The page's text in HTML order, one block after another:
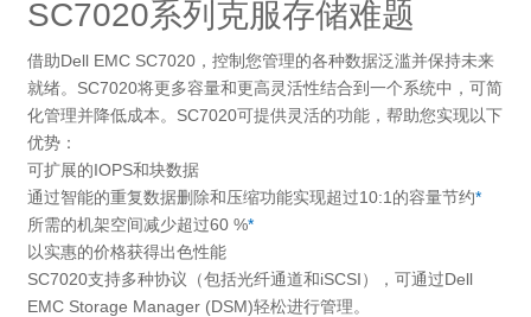
SC7020系列克服存储难题
借助Dell EMC SC7020，控制您管理的各种数据泛滥并保持未来
就绪。SC7020将更多容量和更高灵活性结合到一个系统中，可简
化管理并降低成本。SC7020可提供灵活的功能，帮助您实现以下
优势：
可扩展的IOPS和块数据
通过智能的重复数据删除和压缩功能实现超过10:1的容量节约*
所需的机架空间减少超过60 %*
以实惠的价格获得出色性能
SC7020支持多种协议（包括光纤通道和iSCSI），可通过Dell
EMC Storage Manager (DSM)轻松进行管理。